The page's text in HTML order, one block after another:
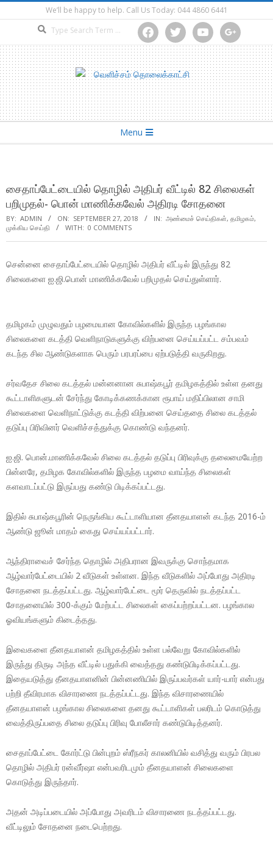
to
We’ll be happy to help. Call Us Today: 044 4860 6441
facebooktwitter youtube google
Menu
சைதாப்பேட்டையில் தொழில் அதிபர் வீட்டில் 82 சிலைகள்
பறிமுதல்- பொன் மாணிக்கவேல் அதிரடி சோதனை
BY: ADMIN ON: SEPTEMBER 27, 2018 IN: அண்மைச் செய்திகள், தமிழகம்,
முக்கிய செய்தி
WITH: 0 COMMENTS
சென்னை சைதாப்பேட்டையில் தொழில் அதிபர் வீட்டில் இருந்து 82
சிலைகளை ஐ.ஜி.பொன் மாணிக்கவேல் பறிமுதல் செய்துள்ளார்.
தமிழகம் முழுவதும் பழமையான கோவில்களில் இருந்த பழங்கால
சிலைகளை கடத்தி வெளிநாடுகளுக்கு விற்பனை செய்யப்பட்ட சம்பவம்
கடந்த சில ஆண்டுகளாக பெரும் பரபரப்பை ஏற்படுத்தி வருகிறது.
சர்வதேச சிலை கடத்தல் மன்னனான சுபாஷ்கபூர் தமிழகத்தில் உள்ள தனது
கூட்டாளிகளுடன் சேர்ந்து கோடிக்கணக்கான ரூபாய் மதிப்பிலான சாமி
சிலைகளை வெளிநாட்டுக்கு கடத்தி விற்பனை செய்ததை சிலை கடத்தல்
தடுப்பு பிரிவினர் வெளிச்சத்துக்கு கொண்டு வந்தனர்.
ஐ.ஜி. பொன்.மாணிக்கவேல் சிலை கடத்தல் தடுப்பு பிரிவுக்கு தலைமையேற்ற
பின்னரே, தமிழக கோவில்களில் இருந்த பழமை வாய்ந்த சிலைகள்
களவாடப்பட்டு இருப்பது கண்டு பிடிக்கப்பட்டது.
இதில் சுபாஷ்கபூரின் நெருங்கிய கூட்டாளியான தீனதயாளன் கடந்த 2016-ம்
ஆண்டு ஜூன் மாதம் கைது செய்யப்பட்டார்.
ஆந்திராவைச் சேர்ந்த தொழில் அதிபரான இவருக்கு சொந்தமாக
ஆழ்வார்பேட்டையில் 2 வீடுகள் உள்ளன. இந்த வீடுகளில் அப்போது அதிரடி
சோதனை நடத்தப்பட்டது. ஆழ்வார்பேட்டை மூர் தெருவில் நடத்தப்பட்ட
சோதனையில் 300-க்கும் மேற்பட்ட சிலைகள் கைப்பற்றப்பட்டன. பழங்கால
ஓவியங்களும் கிடைத்தது.
இவைகளை தீனதயாளன் தமிழகத்தில் உள்ள பல்வேறு கோவில்களில்
இருந்து திருடி அந்த வீட்டில் பதுக்கி வைத்தது கண்டுபிடிக்கப்பட்டது.
இதையடுத்து தீனதயாளனின் பின்னணியில் இருப்பவர்கள் யார்-யார் என்பது
பற்றி தீவிரமாக விசாரணை நடத்தப்பட்டது. இந்த விசாரணையில்
தீனதயாளன் பழங்கால சிலைகளை தனது கூட்டாளிகள் பலரிடம் கொடுத்து
வைத்திருப்பதை சிலை தடுப்பு பிரிவு போலீசார் கண்டுபிடித்தனர்.
சைதாப்பேட்டை கோர்ட்டு பின்புறம் ஸ்ரீநகர் காலனியில் வசித்து வரும் பிரபல
தொழில் அதிபர் ரன்வீர்ஷா என்பவரிடமும் தீனதயாளன் சிலைகளை
கொடுத்து இருந்தார்.
அதன் அடிப்படையில் அப்போது அவரிடம் விசாரணை நடத்தப்பட்டது.
வீட்டிலும் சோதனை நடைபெற்றது.